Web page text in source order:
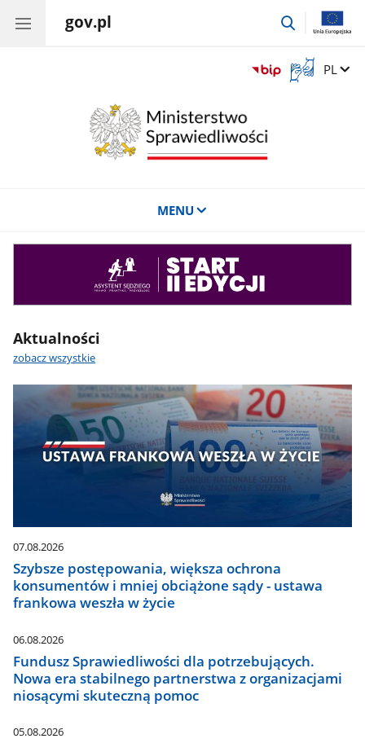
gov.pl
przejdź
Otwórz
okno
Zmień
PL
MENU
Aktualności
zobacz wszystkie
07.08.2026
Szybsze postępowania, większa ochrona
konsumentów i mniej obciążone sądy - ustawa
frankowa weszła w życie
06.08.2026
Fundusz Sprawiedliwości dla potrzebujących.
Nowa era stabilnego partnerstwa z organizacjami
niosącymi skuteczną pomoc
05.08.2026